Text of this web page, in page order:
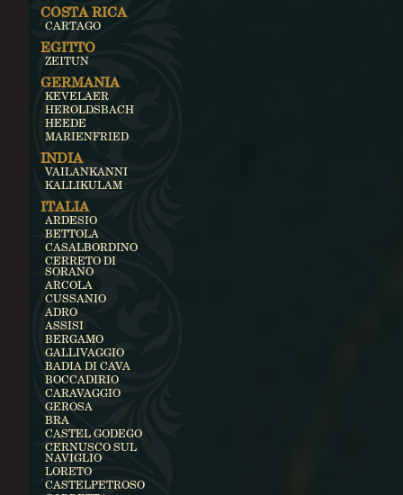
COSTA RICA
CARTAGO
EGITTO
ZEITUN
GERMANIA
KEVELAER
HEROLDSBACH
HEEDE
MARIENFRIED
INDIA
VAILANKANNI
KALLIKULAM
ITALIA
ARDESIO
BETTOLA
CASALBORDINO
CERRETO DI
SORANO
ARCOLA
CUSSANIO
ADRO
ASSISI
BERGAMO
GALLIVAGGIO
BADIA DI CAVA
BOCCADIRIO
CARAVAGGIO
GEROSA
BRA
CASTEL GODEGO
CERNUSCO SUL
NAVIGLIO
LORETO
CASTELPETROSO